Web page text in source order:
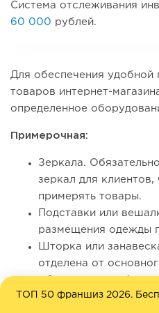
Система отслеживания
60 000 рублей.
Для обеспечения удобной
товаров интернет-
определенное
Примерочная:
Зеркала.
зеркал для
примерять товары.
Подставки или
размещения одежды
Шторка или
отделена от
Удобные стулья. Для
ТОП 50 франшиз 2026.